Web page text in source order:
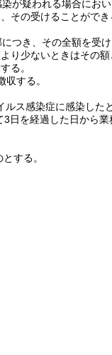
が疑われる場合にお
その受けることができ
つき、その全額を受
少ないときはその額
る。
する。
ルス感染症に感染した
日を経過した日から
する。